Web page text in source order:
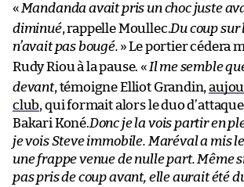
« Mandanda avait pris un choc juste
diminué, rappelle Moullec.Du coup
n’avait pas bougé. » Le portier cédera
Rudy Riou à la pause. « Il me semble
devant, témoigne Elliot Grandin,
club, qui formait alors le duo d’attaque
Bakari Koné.Donc je la vois partir en
je vois Steve immobile. Maréval a mis
une frappe venue de nulle part. Même
pas pris de coup avant, elle aurait été